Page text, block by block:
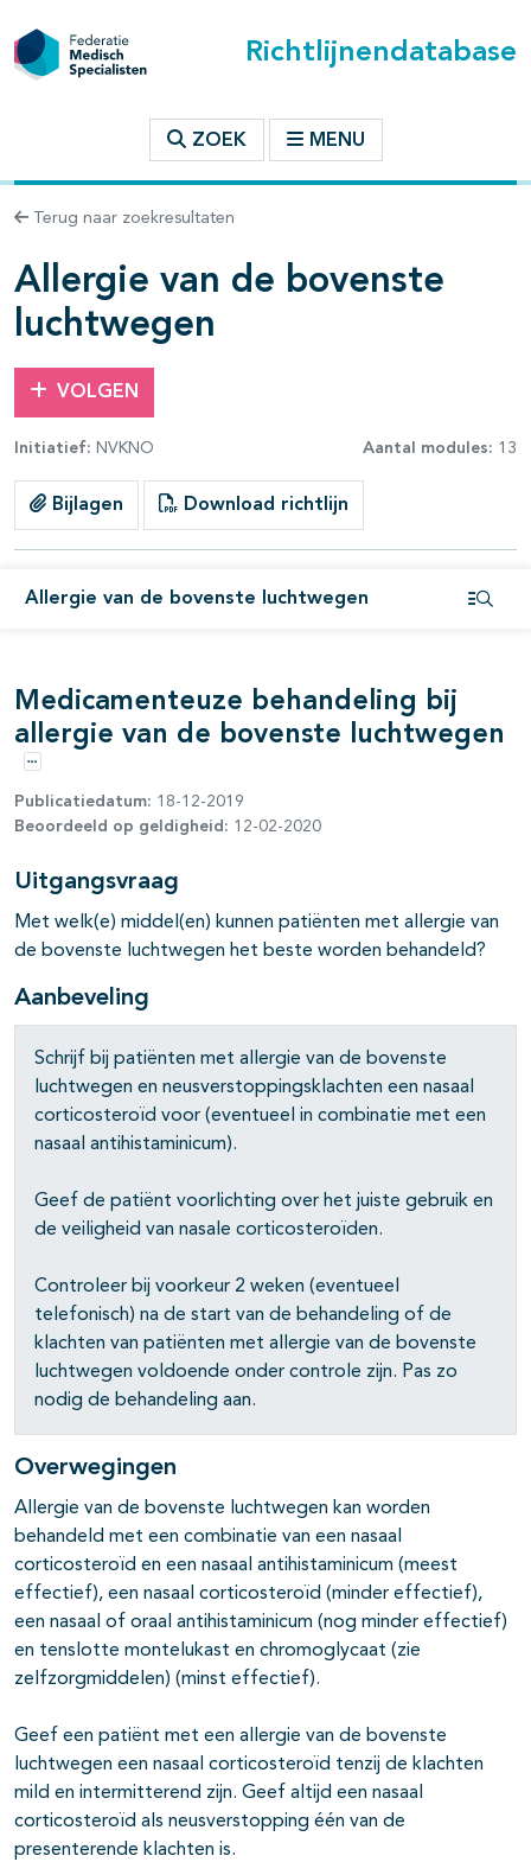
Richtlijnendatabase
ZOEK MENU
Terug naar zoekresultaten
Allergie van de bovenste
luchtwegen
VOLGEN
Initiatief: NVKNO Aantal modules: 13
Bijlagen Download richtlijn
Allergie van de bovenste luchtwegen
binnen deze richtlijn
open- en dichtklappen
Medicamenteuze behandeling bij
allergie van de bovenste luchtwegen
Opties
Publicatiedatum: 18-12-2019
Beoordeeld op geldigheid: 12-02-2020
Uitgangsvraag
Met welk(e) middel(en) kunnen patiënten met allergie van
de bovenste luchtwegen het beste worden behandeld?
Aanbeveling
Schrijf bij patiënten met allergie van de bovenste
luchtwegen en neusverstoppingsklachten een nasaal
corticosteroïd voor (eventueel in combinatie met een
nasaal antihistaminicum).
Geef de patiënt voorlichting over het juiste gebruik en
de veiligheid van nasale corticosteroïden.
Controleer bij voorkeur 2 weken (eventueel
telefonisch) na de start van de behandeling of de
klachten van patiënten met allergie van de bovenste
luchtwegen voldoende onder controle zijn. Pas zo
nodig de behandeling aan.
Overwegingen
Allergie van de bovenste luchtwegen kan worden
behandeld met een combinatie van een nasaal
corticosteroïd en een nasaal antihistaminicum (meest
effectief), een nasaal corticosteroïd (minder effectief),
een nasaal of oraal antihistaminicum (nog minder effectief)
en tenslotte montelukast en chromoglycaat (zie
zelfzorgmiddelen) (minst effectief).
Geef een patiënt met een allergie van de bovenste
luchtwegen een nasaal corticosteroïd tenzij de klachten
mild en intermitterend zijn. Geef altijd een nasaal
corticosteroïd als neusverstopping één van de
presenterende klachten is.